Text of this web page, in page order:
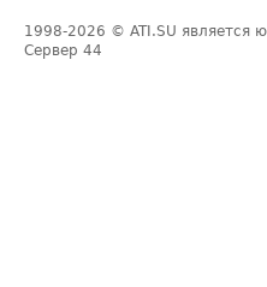
1998-2026 © ATI.SU является
Сервер 44